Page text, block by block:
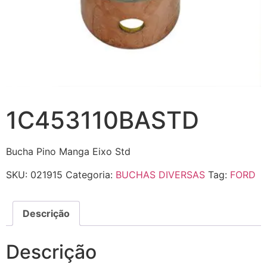
1C453110BASTD
Bucha Pino Manga Eixo Std
SKU: 021915 Categoria: BUCHAS DIVERSAS Tag: FORD
Descrição
Descrição